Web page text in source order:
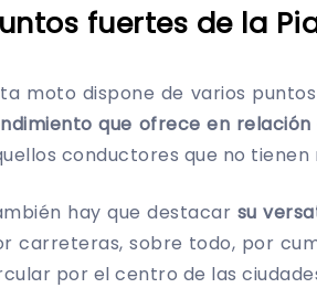
fuertes de la
moto dispone de varios
que ofrece en relación
conductores que no
hay que destacar su
carreteras, sobre todo, por
por el centro de las